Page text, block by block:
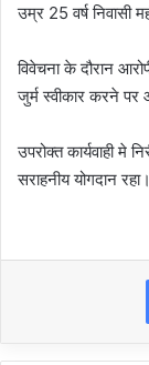
उम्र 25 वर्ष
विवेचना के दौरान
जुर्म स्वीकार करने पर
उपरोक्त कार्यवाही मे
सराहनीय योगदान रहा।